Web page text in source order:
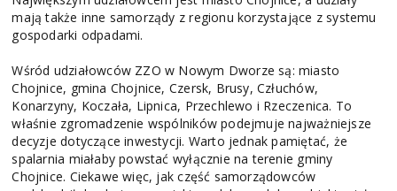
mają także inne samorządy z regionu korzystające z systemu
gospodarki odpadami.
Wśród udziałowców ZZO w Nowym Dworze są: miasto
Chojnice, gmina Chojnice, Czersk, Brusy, Człuchów,
Konarzyny, Koczała, Lipnica, Przechlewo i Rzeczenica. To
właśnie zgromadzenie wspólników podejmuje najważniejsze
decyzje dotyczące inwestycji. Warto jednak pamiętać, że
spalarnia miałaby powstać wyłącznie na terenie gminy
Chojnice. Ciekawe więc, jak część samorządowców